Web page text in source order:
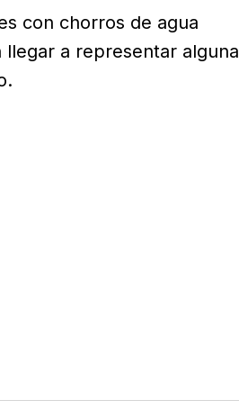
con chorros de agua
llegar a representar alguna